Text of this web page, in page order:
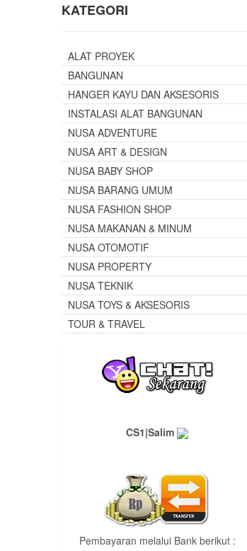
KATEGORI
ALAT PROYEK
BANGUNAN
HANGER KAYU DAN AKSESORIS
INSTALASI ALAT BANGUNAN
NUSA ADVENTURE
NUSA ART & DESIGN
NUSA BABY SHOP
NUSA BARANG UMUM
NUSA FASHION SHOP
NUSA MAKANAN & MINUM
NUSA OTOMOTIF
NUSA PROPERTY
NUSA TEKNIK
NUSA TOYS & AKSESORIS
TOUR & TRAVEL
CS1|Salim
Pembayaran melalui Bank berikut :